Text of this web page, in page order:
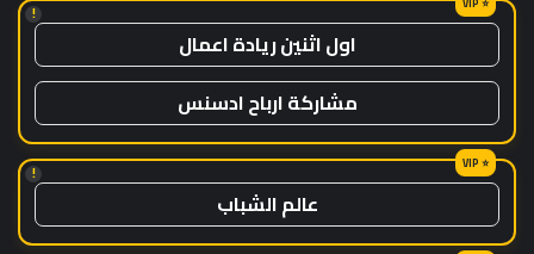
!
اول اثنين ريادة اعمال
مشاركة ارباح ادسنس
!
عالم الشباب